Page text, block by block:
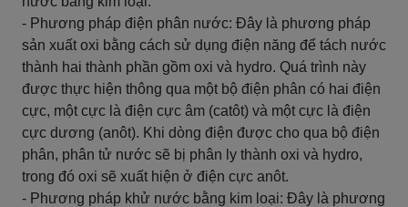
- Phương pháp điện phân nước: Đây là phương pháp
sản xuất oxi bằng cách sử dụng điện năng để tách nước
thành hai thành phần gồm oxi và hydro. Quá trình này
được thực hiện thông qua một bộ điện phân có hai điện
cực, một cực là điện cực âm (catôt) và một cực là điện
cực dương (anôt). Khi dòng điện được cho qua bộ điện
phân, phân tử nước sẽ bị phân ly thành oxi và hydro,
trong đó oxi sẽ xuất hiện ở điện cực anôt.
- Phương pháp khử nước bằng kim loại: Đây là phương